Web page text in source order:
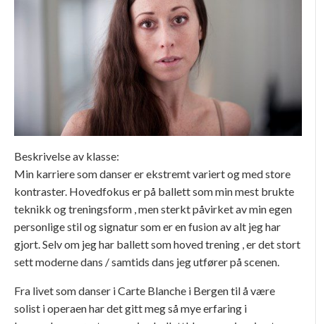
Beskrivelse av klasse:
Min karriere som danser er ekstremt variert og med store
kontraster. Hovedfokus er på ballett som min mest brukte
teknikk og treningsform , men sterkt påvirket av min egen
personlige stil og signatur som er en fusion av alt jeg har
gjort. Selv om jeg har ballett som hoved trening , er det stort
sett moderne dans / samtids dans jeg utfører på scenen.
Fra livet som danser i Carte Blanche i Bergen til å være
solist i operaen har det gitt meg så mye erfaring i